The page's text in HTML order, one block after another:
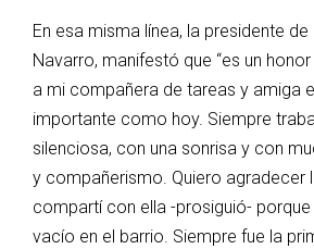
En esa misma línea, la presidente de
Navarro, manifestó que “es un
a mi compañera de tareas y amiga
importante como hoy. Siempre
silenciosa, con una sonrisa y con
y compañerismo. Quiero agradecer
compartí con ella -prosiguió- porque
vacío en el barrio. Siempre fue la